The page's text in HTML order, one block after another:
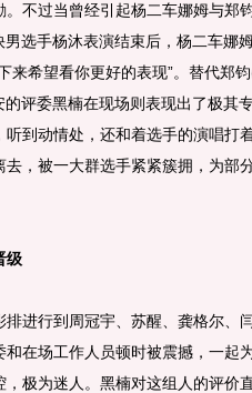
不过当曾经引起杨二车娜姆与郑
男选手杨沐表演结束后，杨二车娜
来希望看你更好的表现”。替代郑钧
的评委黑楠在现场则表现出了极其
到动情处，还和着选手的演唱打
，被一大群选手紧紧簇拥，为部
级
进行到周冠宇、苏醒、龚格尔、
在场工作人员顿时被震撼，一起
，极为迷人。黑楠对这组人的评价